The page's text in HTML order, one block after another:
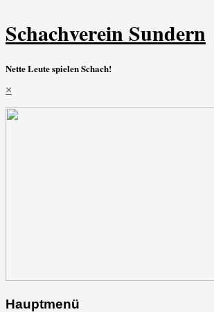
Schachverein Sundern
Nette Leute spielen Schach!
×
Hauptmenü